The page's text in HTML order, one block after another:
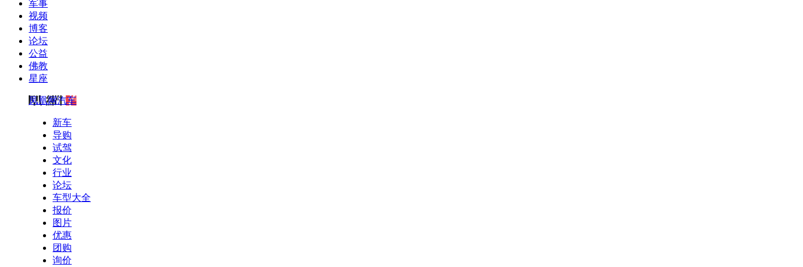
军事
视频
博客
论坛
公益
佛教
星座
凤凰网汽车
新车
导购
试驾
文化
行业
论坛
车型大全
报价
图片
优惠
团购
询价